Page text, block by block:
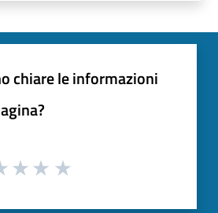
chiare le informazioni